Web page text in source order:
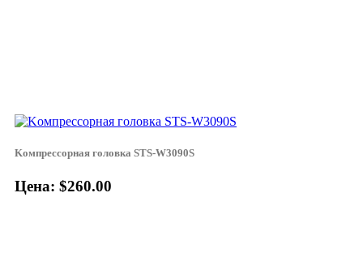
Koмпpeccopнaя гoлoвкa STS-W3090S
Цена: $260.00